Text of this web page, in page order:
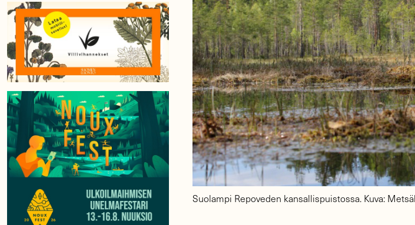
Suolampi Repoveden kansallispuistossa. Kuva: